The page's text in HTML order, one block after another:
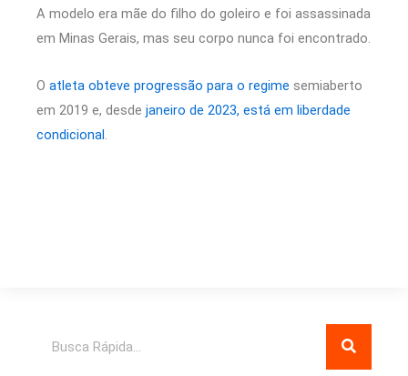
A modelo era mãe do filho do goleiro e foi assassinada
em Minas Gerais, mas seu corpo nunca foi encontrado.
O atleta obteve progressão para o regime semiaberto
em 2019 e, desde janeiro de 2023, está em liberdade
condicional.